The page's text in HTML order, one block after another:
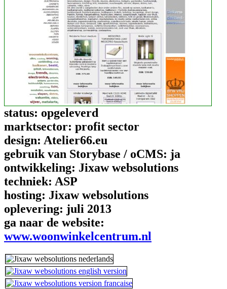
status: opgeleverd
marktsector: profit sector
design: Atelier66.eu
gebruik van Storybase / oCMS: ja
ontwikkeling: Jixaw websolutions
techniek: ASP
hosting: Jixaw websolutions
oplevering: juli 2013
ga naar de website:
www.woonwinkelcentrum.nl